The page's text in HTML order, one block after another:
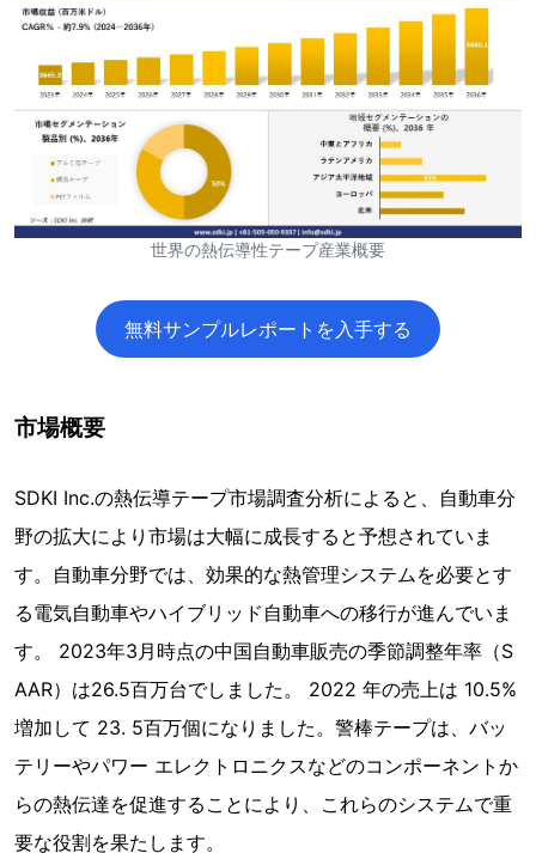
世界の熱伝導性テープ産業概要
無料サンプルレポートを入手する
市場概要
SDKI Inc.の熱伝導テープ市場調査分析によると、自動車分
野の拡大により市場は大幅に成長すると予想されていま
す。自動車分野では、効果的な熱管理システムを必要とす
る電気自動車やハイブリッド自動車への移行が進んでいま
す。 2023年3月時点の中国自動車販売の季節調整年率（S
AAR）は26.5百万台でしました。 2022 年の売上は 10.5%
増加して 23. 5百万個になりました。警棒テープは、バッ
テリーやパワー エレクトロニクスなどのコンポーネントか
らの熱伝達を促進することにより、これらのシステムで重
要な役割を果たします。